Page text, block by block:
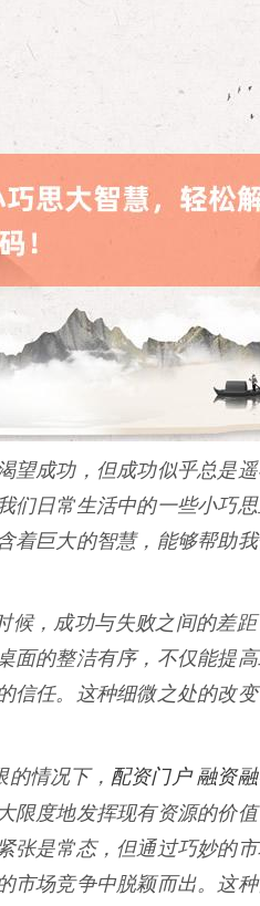
望成功，但成功似乎总是
们日常生活中的一些小巧
着巨大的智慧，能够帮助
候，成功与失败之间的差
的整洁有序，不仅能提高
信任。这种细微之处的改
情况下， 配资门户 融资
限度地发挥现有资源的价
张是常态，但通过巧妙的
市场竞争中脱颖而出。这